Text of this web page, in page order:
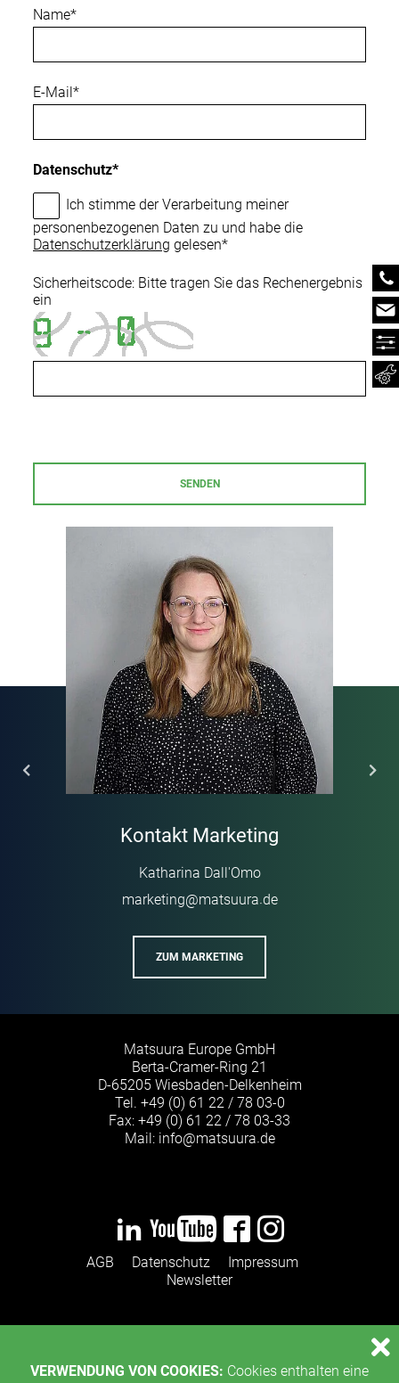
Name*
E-Mail*
Datenschutz*
personenbezogenen Daten zu und habe die
Datenschutzerklärung gelesen*
Sicherheitscode: Bitte tragen Sie das Rechenergebnis
ein
Kontakt Marketing
Katharina Dall'Omo
marketing@matsuura·de
ZUM MARKETING
Matsuura Europe GmbH
Berta-Cramer-Ring 21
D-65205 Wiesbaden-Delkenheim
Tel. +49 (0) 61 22 / 78 03-0
Fax: +49 (0) 61 22 / 78 03-33
Mail: info@matsuura·de
AGB Datenschutz
Impressum
Newsletter
VERWENDUNG VON COOKIES: Cookies enthalten eine